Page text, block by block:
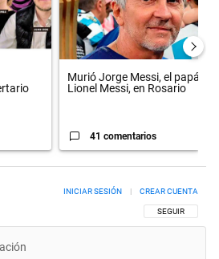
Murió Jorge Messi, el papá de
Lionel Messi, en Rosario
41 comentarios
SIGA ESTA
SEGUIR
INICIAR SESIÓN CREAR CUENTA